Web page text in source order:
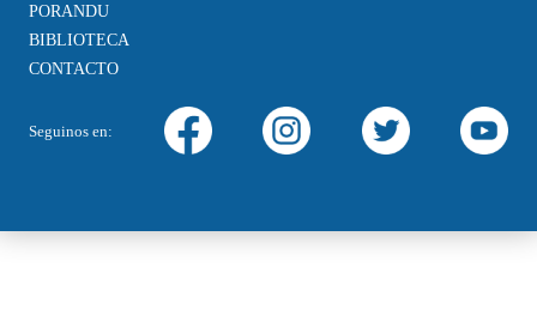
PORANDU
BIBLIOTECA
CONTACTO
Seguinos en: